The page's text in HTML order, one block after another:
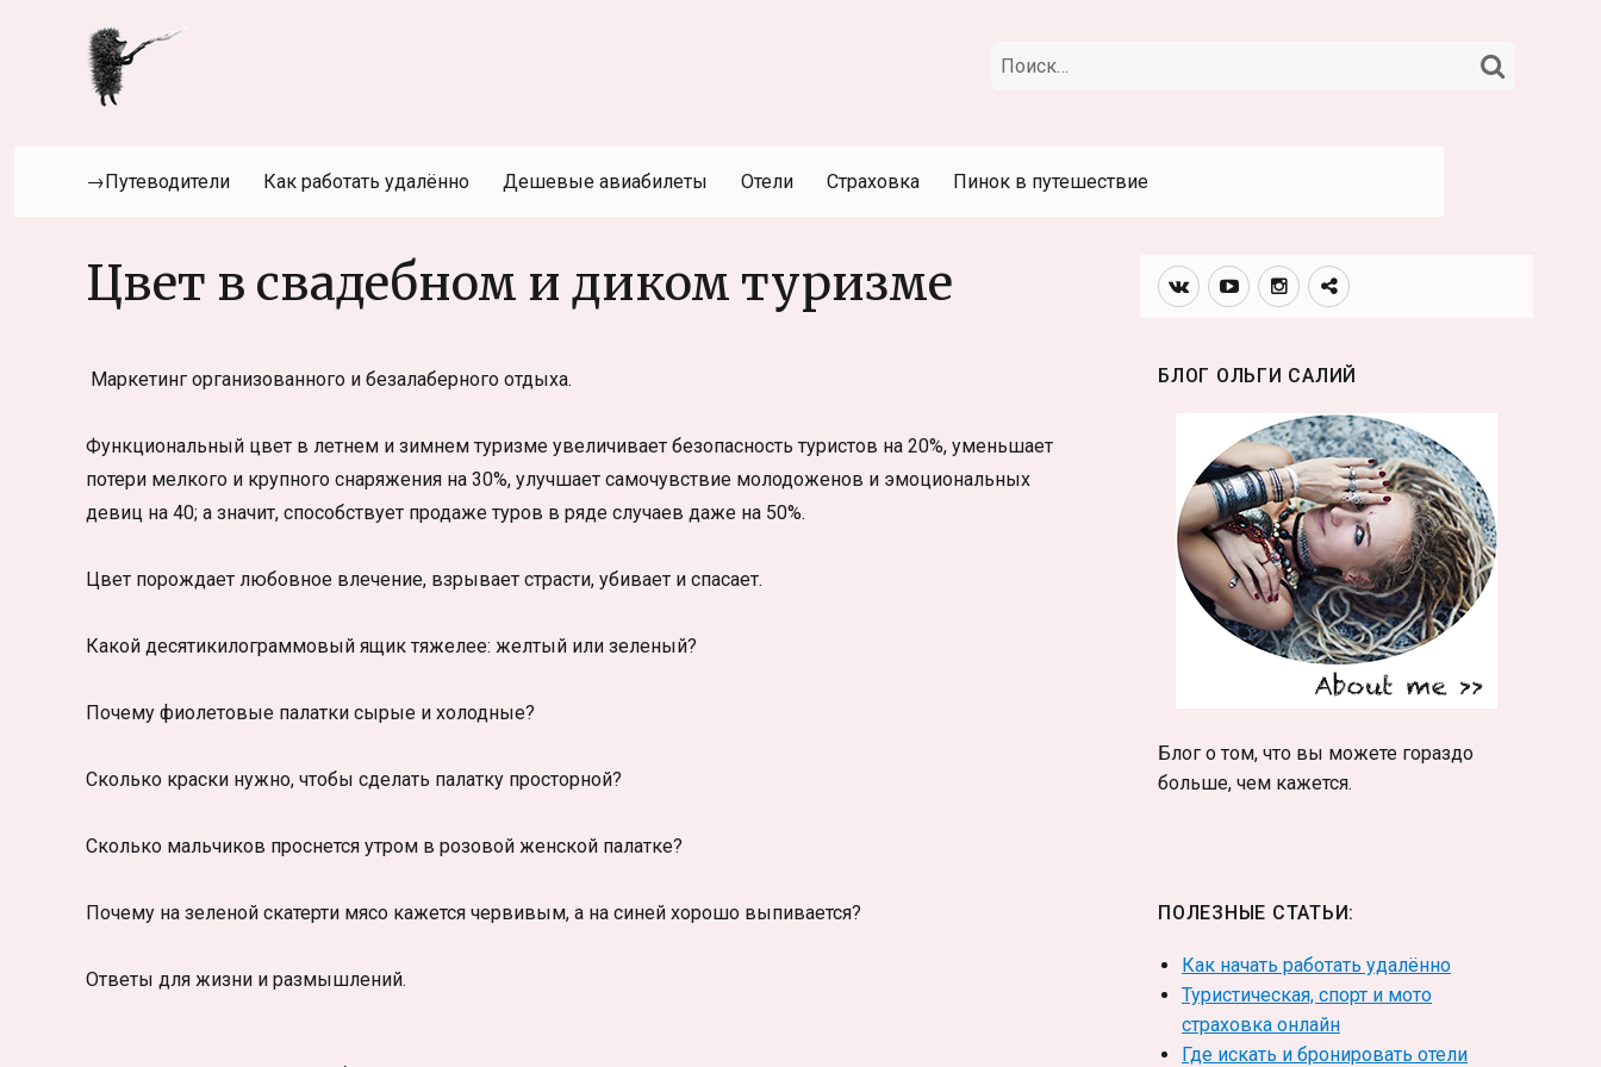
Искать:
→Путеводители Как работать удалённо Дешевые авиабилеты Отели Страховка Пинок в путешествие
Цвет в свадебном и диком туризме
Маркетинг организованного и безалаберного отдыха.
Функциональный цвет в летнем и зимнем туризме увеличивает безопасность туристов на 20%, уменьшает
потери мелкого и крупного снаряжения на 30%, улучшает самочувствие молодоженов и эмоциональных
девиц на 40; а значит, способствует продаже туров в ряде случаев даже на 50%.
Цвет порождает любовное влечение, взрывает страсти, убивает и спасает.
Какой десятикилограммовый ящик тяжелее: желтый или зеленый?
Почему фиолетовые палатки сырые и холодные?
Сколько краски нужно, чтобы сделать палатку просторной?
Сколько мальчиков проснется утром в розовой женской палатке?
Почему на зеленой скатерти мясо кажется червивым, а на синей хорошо выпивается?
Ответы для жизни и размышлений.
Вконтакте
YoutubeИнстаграмм
Телеграм
БЛОГ ОЛЬГИ САЛИЙ
Блог о том, что вы можете гораздо
больше, чем кажется.
ПОЛЕЗНЫЕ СТАТЬИ:
Как начать работать удалённо
Туристическая, спорт и мото
страховка онлайн
Где искать и бронировать отели